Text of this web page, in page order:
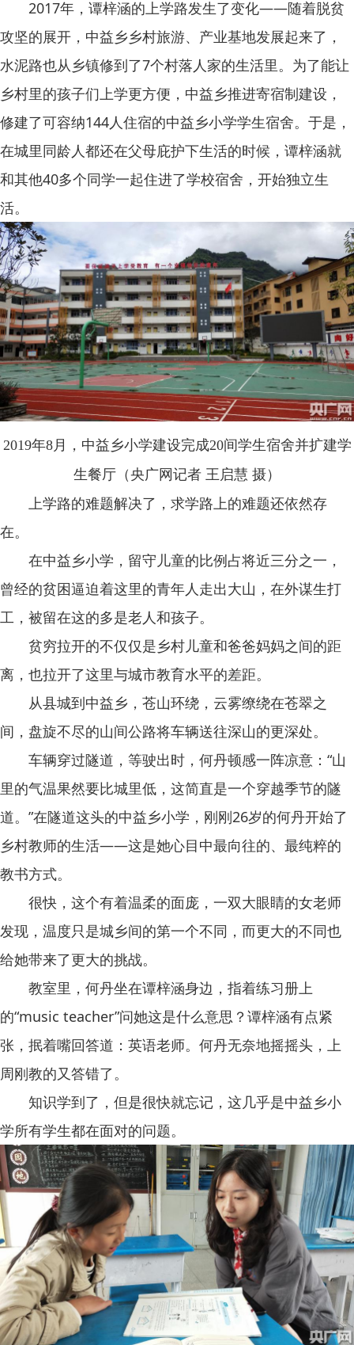
2017年，谭梓涵的上学路发生了变化——随着脱贫
攻坚的展开，中益乡乡村旅游、产业基地发展起来了，
水泥路也从乡镇修到了7个村落人家的生活里。为了能让
乡村里的孩子们上学更方便，中益乡推进寄宿制建设，
修建了可容纳144人住宿的中益乡小学学生宿舍。于是，
在城里同龄人都还在父母庇护下生活的时候，谭梓涵就
和其他40多个同学一起住进了学校宿舍，开始独立生
活。
2019年8月，中益乡小学建设完成20间学生宿舍并扩建学
生餐厅（央广网记者 王启慧 摄）
上学路的难题解决了，求学路上的难题还依然存
在。
在中益乡小学，留守儿童的比例占将近三分之一，
曾经的贫困逼迫着这里的青年人走出大山，在外谋生打
工，被留在这的多是老人和孩子。
贫穷拉开的不仅仅是乡村儿童和爸爸妈妈之间的距
离，也拉开了这里与城市教育水平的差距。
从县城到中益乡，苍山环绕，云雾缭绕在苍翠之
间，盘旋不尽的山间公路将车辆送往深山的更深处。
车辆穿过隧道，等驶出时，何丹顿感一阵凉意：“山
里的气温果然要比城里低，这简直是一个穿越季节的隧
道。”在隧道这头的中益乡小学，刚刚26岁的何丹开始了
乡村教师的生活——这是她心目中最向往的、最纯粹的
教书方式。
很快，这个有着温柔的面庞，一双大眼睛的女老师
发现，温度只是城乡间的第一个不同，而更大的不同也
给她带来了更大的挑战。
教室里，何丹坐在谭梓涵身边，指着练习册上
的“music teacher”问她这是什么意思？谭梓涵有点紧
张，抿着嘴回答道：英语老师。何丹无奈地摇摇头，上
周刚教的又答错了。
知识学到了，但是很快就忘记，这几乎是中益乡小
学所有学生都在面对的问题。